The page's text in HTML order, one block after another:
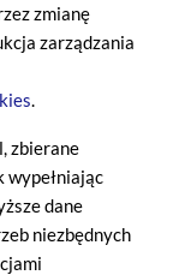
zmianę
zarządzania
.
zbierane
wypełniając
dane
niezbędnych